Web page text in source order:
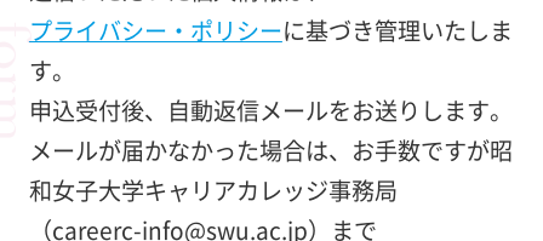
プライバシー・ポリシーに基づき管理いたしま
す。
申込受付後、自動返信メールをお送りします。
メールが届かなかった場合は、お手数ですが昭
和女子大学キャリアカレッジ事務局
（careerc-info@swu.ac.jp）まで